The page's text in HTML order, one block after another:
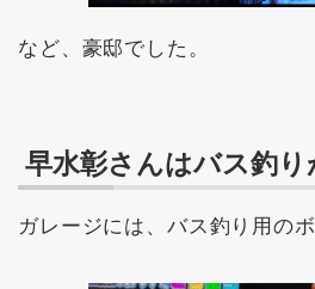
など、豪邸でした。
早水彰さんはバス釣り
ガレージには、バス釣り用の